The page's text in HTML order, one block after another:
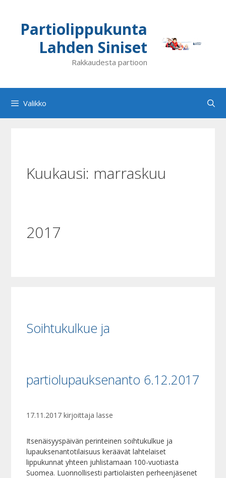
Partiolippukunta
Lahden Siniset
Rakkaudesta partioon
Valikko
Kuukausi: marraskuu
2017
Soihtukulkue ja
partiolupauksenanto 6.12.2017
17.11.2017 kirjoittajalasse
Itsenäisyyspäivän perinteinen soihtukulkue ja
lupauksenantotilaisuus keräävät lahtelaiset
lippukunnat yhteen juhlistamaan 100-vuotiasta
Suomea. Luonnollisesti partiolaisten perheenjäsenet